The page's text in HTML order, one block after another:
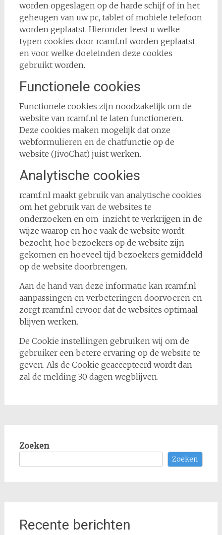
worden opgeslagen op de harde schijf of in het
geheugen van uw pc, tablet of mobiele telefoon
worden geplaatst. Hieronder leest u welke
typen cookies door rcamf.nl worden geplaatst
en voor welke doeleinden deze cookies
gebruikt worden.
Functionele cookies
Functionele cookies zijn noodzakelijk om de
website van rcamf.nl te laten functioneren.
Deze cookies maken mogelijk dat onze
webformulieren en de chatfunctie op de
website (JivoChat) juist werken.
Analytische cookies
rcamf.nl maakt gebruik van analytische cookies
om het gebruik van de websites te
onderzoeken en om inzicht te verkrijgen in de
wijze waarop en hoe vaak de website wordt
bezocht, hoe bezoekers op de website zijn
gekomen en hoeveel tijd bezoekers gemiddeld
op de website doorbrengen.
Aan de hand van deze informatie kan rcamf.nl
aanpassingen en verbeteringen doorvoeren en
zorgt rcamf.nl ervoor dat de websites optimaal
blijven werken.
De Cookie instellingen gebruiken wij om de
gebruiker een betere ervaring op de website te
geven. Als de Cookie geaccepteerd wordt dan
zal de melding 30 dagen wegblijven.
Zoeken
Zoeken
Recente berichten